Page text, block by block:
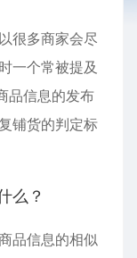
很多商家会尽
一个常被提及
品信息的发布
铺货的判定标
么？
品信息的相似